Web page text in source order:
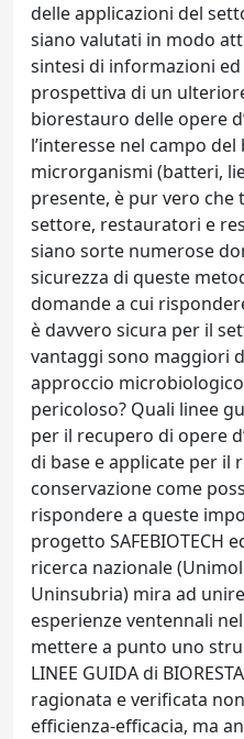
delle applicazioni del
siano valutati in modo
sintesi di informazioni
prospettiva di un
biorestauro delle opere
l’interesse nel campo
microrganismi (batteri,
presente, è pur vero
settore, restauratori e
siano sorte numerose
sicurezza di queste
domande a cui
è davvero sicura per il
vantaggi sono maggiori
approccio
pericoloso? Quali linee
per il recupero di opere
di base e applicate per il
conservazione come
rispondere a queste
progetto SAFEBIOTECH
ricerca nazionale
Uninsubria) mira ad
esperienze ventennali
mettere a punto uno
LINEE GUIDA di
ragionata e verificata
efficienza-efficacia, ma